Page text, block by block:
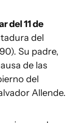
del 11 de
del
Su padre,
de las
del
Allende.